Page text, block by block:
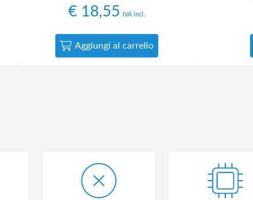
€18,55 IVA incl.
Aggiungi al carrello